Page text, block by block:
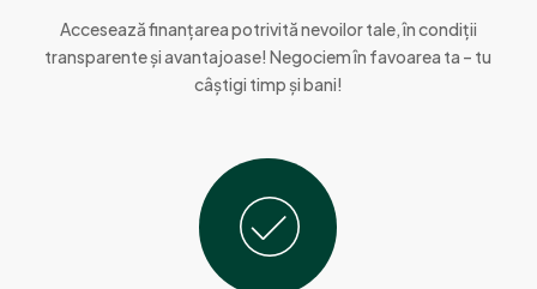
Accesează finanțarea potrivită nevoilor tale, în condiții
transparente și avantajoase! Negociem în favoarea ta – tu
câștigi timp și bani!